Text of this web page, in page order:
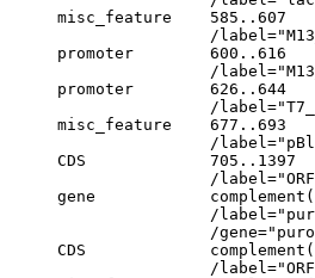
     misc_feature    585..607
/
     promoter        600..616
/
     promoter        626..644
/
     misc_feature    677..693
/
     CDS             705..1397
/
gene
/
/
CDS
/